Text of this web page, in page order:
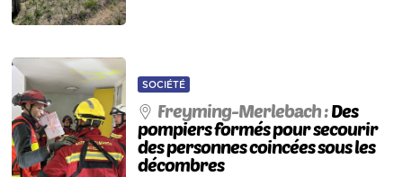
SOCIÉTÉ
Freyming-Merlebach :Des
pompiers formés pour secourir
des personnes coincées sous les
décombres